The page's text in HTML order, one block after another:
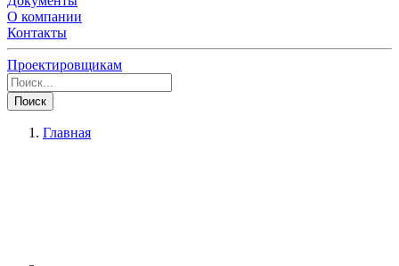
О компании
Контакты
Проектировщикам
Поиск
Главная